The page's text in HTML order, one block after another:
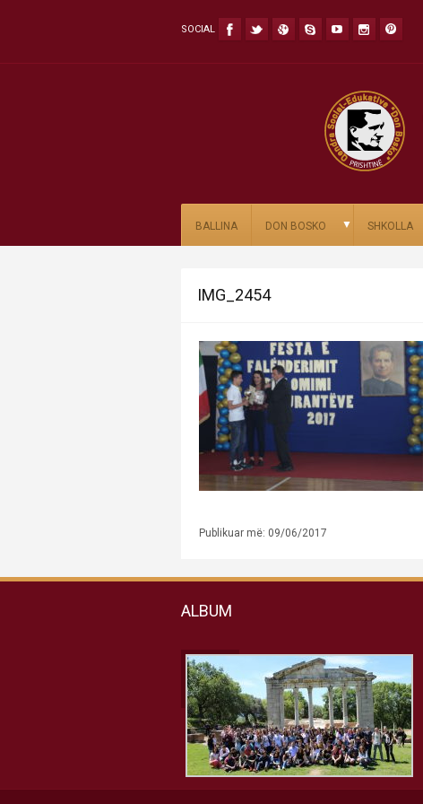
SOCIAL
BALLINA DON BOSKO ▼ SHKOLLA
IMG_2454
Publikuar më: 09/06/2017
ALBUM